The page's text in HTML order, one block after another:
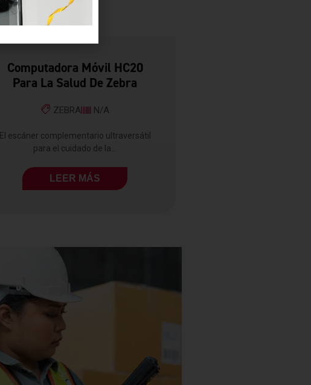
Computadora Móvil HC20
Para La Salud De Zebra
ZEBRA N/A
El escáner complementario ultraversátil
para el cuidado de la...
LEER MÁS